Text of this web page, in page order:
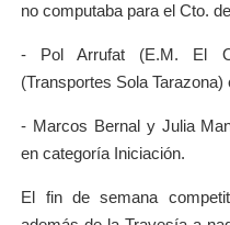
no computaba para el Cto.
- Pol Arrufat (E.M. El
(Transportes Sola
- Marcos Bernal y Julia
en categoría Iniciación.
El fin de semana